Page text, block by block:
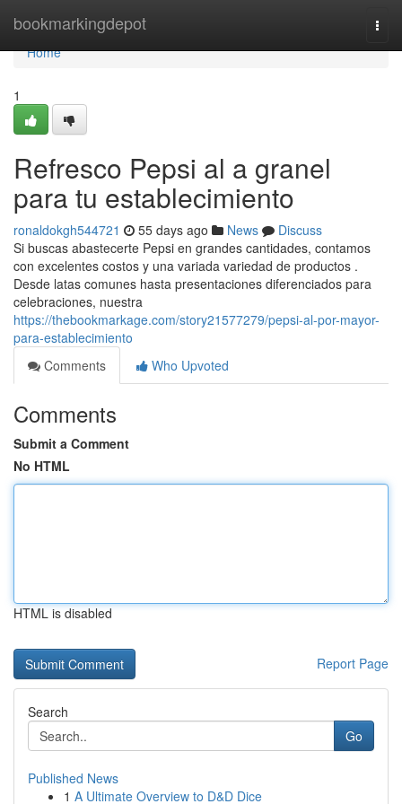
bookmarkingdepot
Home
Home
1
Refresco Pepsi al a granel
para tu establecimiento
ronaldokgh544721 55 days ago News
Discuss
Si buscas abastecerte Pepsi en grandes cantidades, contamos
con excelentes costos y una variada variedad de productos .
Desde latas comunes hasta presentaciones diferenciados para
celebraciones, nuestra
https://thebookmarkage.com/story21577279/pepsi-al-por-mayor-
para-establecimiento
Comments
Who Upvoted
Comments
Submit a Comment
No HTML
HTML is disabled
Report Page
Search
Go
Published News
1 A Ultimate Overview to D&D Dice